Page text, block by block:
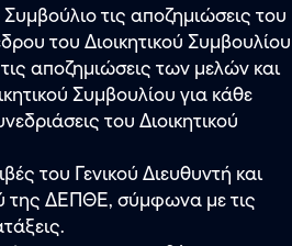
τις αποζημιώσεις του
του Διοικητικού Συμβουλίου
αποζημιώσεις των μελών και
Συμβουλίου για κάθε
του Διοικητικού
του Γενικού Διευθυντή και
της ΔΕΠΘΕ, σύμφωνα με τις